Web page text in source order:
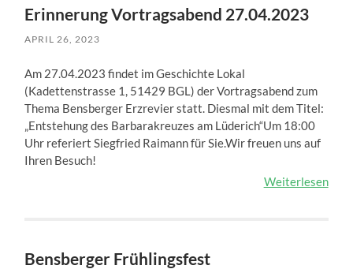
Erinnerung Vortragsabend 27.04.2023
APRIL 26, 2023
Am 27.04.2023 findet im Geschichte Lokal
(Kadettenstrasse 1, 51429 BGL) der Vortragsabend zum
Thema Bensberger Erzrevier statt. Diesmal mit dem Titel:
„Entstehung des Barbarakreuzes am Lüderich“Um 18:00
Uhr referiert Siegfried Raimann für Sie.Wir freuen uns auf
Ihren Besuch!
Weiterlesen
Bensberger Frühlingsfest